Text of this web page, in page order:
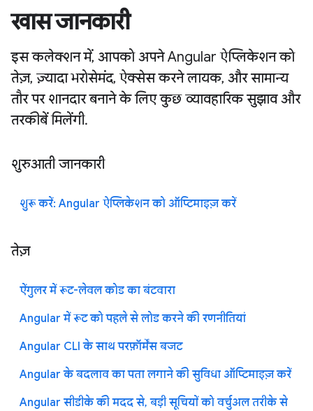
खास जानकारी
इस कलेक्शन में, आपको अपने Angular ऐप्लिकेशन को
तेज़, ज़्यादा भरोसेमंद, ऐक्सेस करने लायक, और सामान्य
तौर पर शानदार बनाने के लिए कुछ व्यावहारिक सुझाव और
तरकीबें मिलेंगी.
शुरुआती जानकारी
शुरू करें: Angular ऐप्लिकेशन को ऑप्टिमाइज़ करें
तेज़
ऐंगुलर में रूट-लेवल कोड का बंटवारा
Angular में रूट को पहले से लोड करने की रणनीतियां
Angular CLI के साथ परफ़ॉर्मेंस बजट
Angular के बदलाव का पता लगाने की सुविधा ऑप्टिमाइज़ करें
Angular सीडीके की मदद से, बड़ी सूचियों को वर्चुअल तरीके से